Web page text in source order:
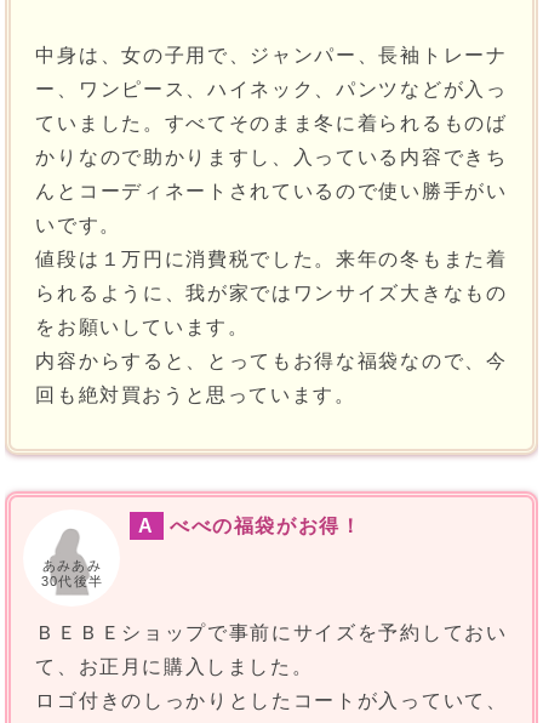
中身は、女の子用で、ジャンパー、長袖トレーナ
ー、ワンピース、ハイネック、パンツなどが入っ
ていました。すべてそのまま冬に着られるものば
かりなので助かりますし、入っている内容できち
んとコーディネートされているので使い勝手がい
いです。
値段は１万円に消費税でした。来年の冬もまた着
られるように、我が家ではワンサイズ大きなもの
をお願いしています。
内容からすると、とってもお得な福袋なので、今
回も絶対買おうと思っています。
あみあみ
30代後半
A べべの福袋がお得！
ＢＥＢＥショップで事前にサイズを予約しておい
て、お正月に購入しました。
ロゴ付きのしっかりとしたコートが入っていて、